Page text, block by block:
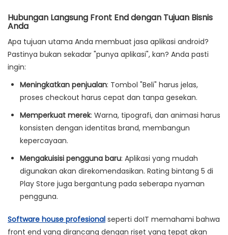
Hubungan Langsung Front End dengan Tujuan Bisnis
Anda
Apa tujuan utama Anda membuat jasa aplikasi android?
Pastinya bukan sekadar "punya aplikasi", kan? Anda pasti
ingin:
Meningkatkan penjualan: Tombol "Beli" harus jelas,
proses checkout harus cepat dan tanpa gesekan.
Memperkuat merek: Warna, tipografi, dan animasi harus
konsisten dengan identitas brand, membangun
kepercayaan.
Mengakuisisi pengguna baru: Aplikasi yang mudah
digunakan akan direkomendasikan. Rating bintang 5 di
Play Store juga bergantung pada seberapa nyaman
pengguna.
Software house profesional seperti doIT memahami bahwa
front end yang dirancang dengan riset yang tepat akan